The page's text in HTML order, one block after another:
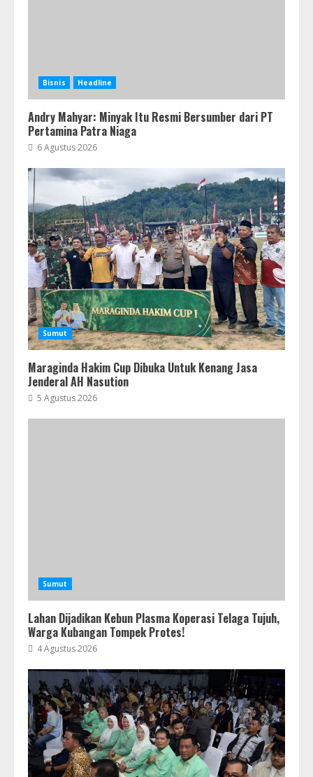
Bisnis Headline
Andry Mahyar: Minyak Itu Resmi Bersumber dari PT
Pertamina Patra Niaga
6 Agustus 2026
Sumut
Maraginda Hakim Cup Dibuka Untuk Kenang Jasa
Jenderal AH Nasution
5 Agustus 2026
Sumut
Lahan Dijadikan Kebun Plasma Koperasi Telaga Tujuh,
Warga Kubangan Tompek Protes!
4 Agustus 2026